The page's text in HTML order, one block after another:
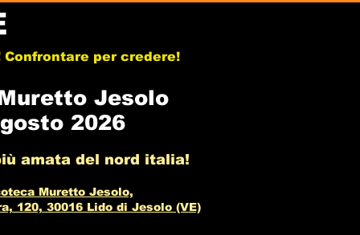
per credere!
Jesolo
2026
amata del nord italia!
Muretto Jesolo,
120, 30016 Lido di Jesolo (VE)